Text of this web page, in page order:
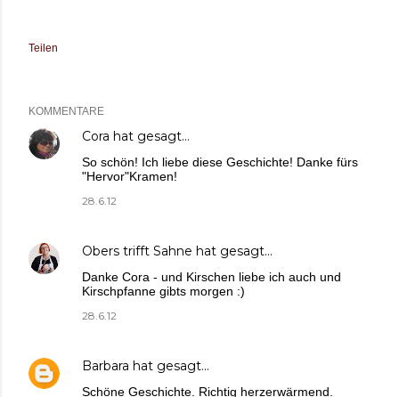
Teilen
KOMMENTARE
Cora hat gesagt…
So schön! Ich liebe diese Geschichte! Danke fürs
"Hervor"Kramen!
28.6.12
Obers trifft Sahne hat gesagt…
Danke Cora - und Kirschen liebe ich auch und
Kirschpfanne gibts morgen :)
28.6.12
Barbara hat gesagt…
Schöne Geschichte. Richtig herzerwärmend.